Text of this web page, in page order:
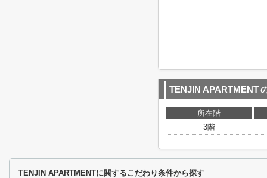
TENJIN APARTMENT
所在階
3階
TENJIN APARTMENTに関するこだわり条件から探す